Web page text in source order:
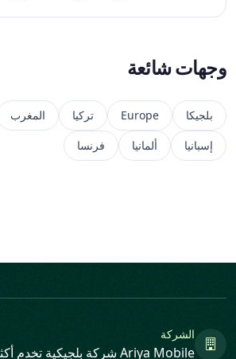
وجهات شائعة
بلجيكا Europe تركيا المغرب
إسبانيا
ألمانيا فرنسا
الشركة
Ariya Mobile شركة بلجيكية تخدم أكثر من 200 وجهة.